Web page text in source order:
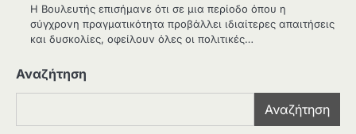
Η Βουλευτής επισήμανε ότι σε μια περίοδο όπου η
σύγχρονη πραγματικότητα προβάλλει ιδιαίτερες απαιτήσεις
και δυσκολίες, οφείλουν όλες οι πολιτικές…
Αναζήτηση
Αναζήτηση